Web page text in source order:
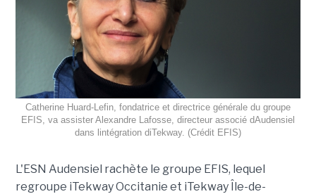
Catherine Huard-Lefin, fondatrice et directrice générale du groupe
EFIS, va assister Alexandre Lafosse, directeur associé dAudensiel
dans lintégration diTekway. (Crédit EFIS)
L'ESN Audensiel rachète le groupe EFIS, lequel
regroupe iTekway Occitanie et iTekway Île-de-